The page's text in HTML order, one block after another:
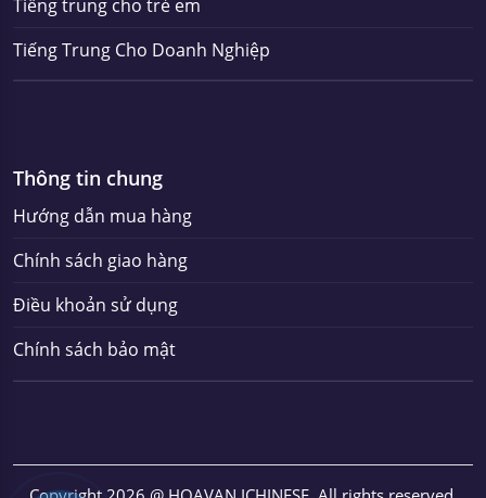
Tiếng trung cho trẻ em
Tiếng Trung Cho Doanh Nghiệp
Thông tin chung
Hướng dẫn mua hàng
Chính sách giao hàng
Điều khoản sử dụng
Chính sách bảo mật